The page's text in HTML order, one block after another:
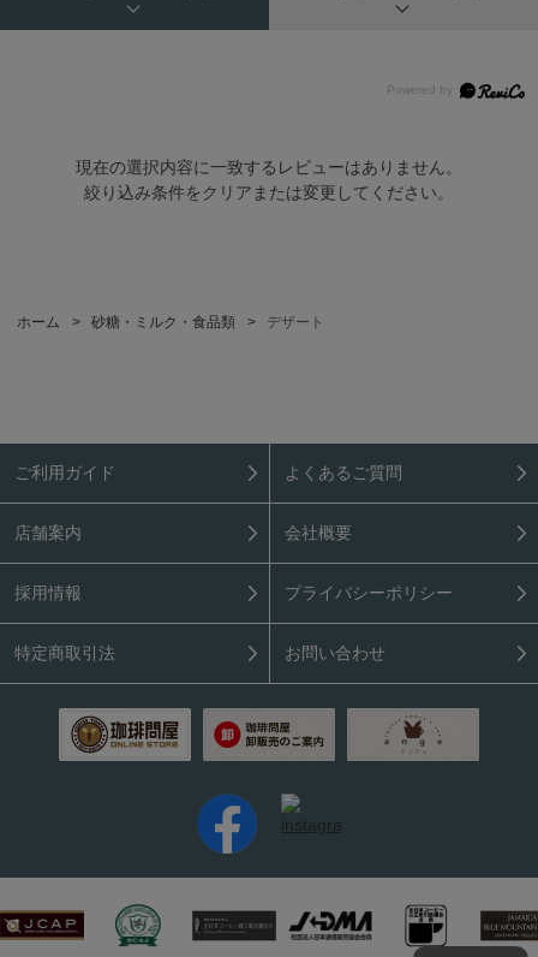
現在の選択内容に一致するレビューはありません。
絞り込み条件をクリアまたは変更してください。
ホーム > 砂糖・ミルク・食品類 > デザート
ご利用ガイド よくあるご質問
店舗案内 会社概要
採用情報 プライバシーポリシー
特定商取引法 お問い合わせ